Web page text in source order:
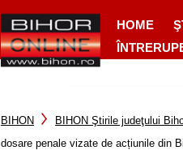
HOME
BIHON BIHON Ştirile judeţului
dosare penale vizate de acțiunile din